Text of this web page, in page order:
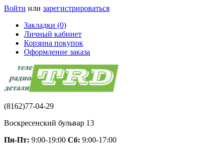
Войти или зарегистрироваться
Закладки (0)
Личный кабинет
Корзина покупок
Оформление заказа
(8162)77-04-29
Воскресенский бульвар 13
Пн-Пт: 9:00-19:00 Сб: 9:00-17:00